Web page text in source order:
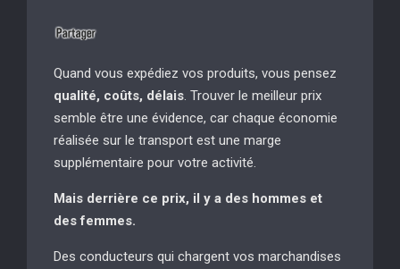
Quand vous expédiez vos produits, vous pensez
qualité, coûts, délais. Trouver le meilleur prix
semble être une évidence, car chaque économie
réalisée sur le transport est une marge
supplémentaire pour votre activité.
Mais derrière ce prix, il y a des hommes et
des femmes.
Des conducteurs qui chargent vos marchandises